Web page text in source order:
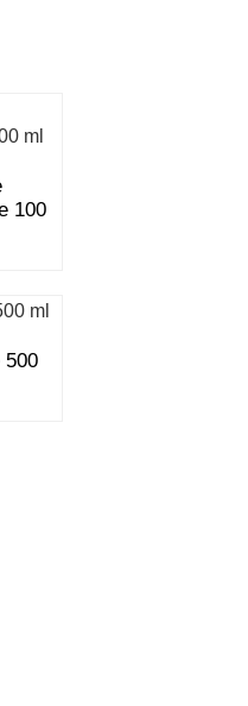
100
500